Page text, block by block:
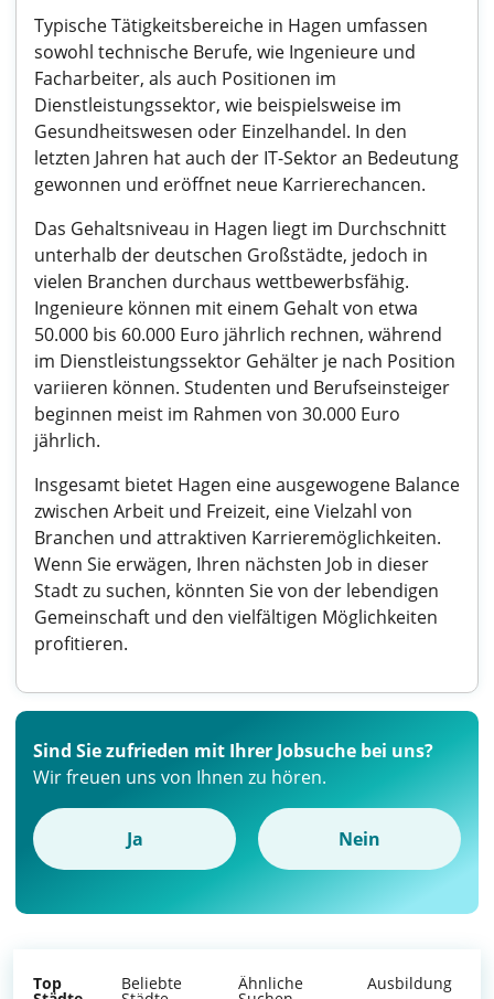
Typische Tätigkeitsbereiche in Hagen umfassen
sowohl technische Berufe, wie Ingenieure und
Facharbeiter, als auch Positionen im
Dienstleistungssektor, wie beispielsweise im
Gesundheitswesen oder Einzelhandel. In den
letzten Jahren hat auch der IT-Sektor an Bedeutung
gewonnen und eröffnet neue Karrierechancen.
Das Gehaltsniveau in Hagen liegt im Durchschnitt
unterhalb der deutschen Großstädte, jedoch in
vielen Branchen durchaus wettbewerbsfähig.
Ingenieure können mit einem Gehalt von etwa
50.000 bis 60.000 Euro jährlich rechnen, während
im Dienstleistungssektor Gehälter je nach Position
variieren können. Studenten und Berufseinsteiger
beginnen meist im Rahmen von 30.000 Euro
jährlich.
Insgesamt bietet Hagen eine ausgewogene Balance
zwischen Arbeit und Freizeit, eine Vielzahl von
Branchen und attraktiven Karrieremöglichkeiten.
Wenn Sie erwägen, Ihren nächsten Job in dieser
Stadt zu suchen, könnten Sie von der lebendigen
Gemeinschaft und den vielfältigen Möglichkeiten
profitieren.
Sind Sie zufrieden mit Ihrer Jobsuche bei uns?
Wir freuen uns von Ihnen zu hören.
Ja Nein
Top Beliebte Ähnliche Ausbildung